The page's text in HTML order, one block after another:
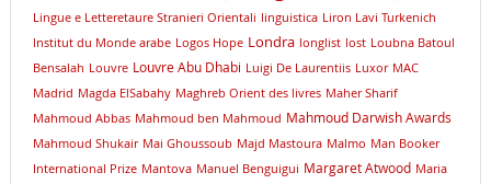
Lingue e Letteretaure Stranieri Orientali linguistica Liron Lavi Turkenich
lnstitut du Monde arabe Logos Hope Londra longlist lost Loubna Batoul
Bensalah Louvre Louvre Abu Dhabi Luigi De Laurentiis Luxor MAC
Madrid Magda ElSabahy Maghreb Orient des livres Maher Sharif
Mahmoud Abbas Mahmoud ben Mahmoud Mahmoud Darwish Awards
Mahmoud Shukair Mai Ghoussoub Majd Mastoura Malmo Man Booker
International Prize Mantova Manuel Benguigui Margaret Atwood Maria